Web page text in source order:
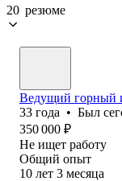
20 резюме
Ведущий горный
33 года • Был
350 000 ₽
Не ищет работу
Общий опыт
10 лет 3 месяца